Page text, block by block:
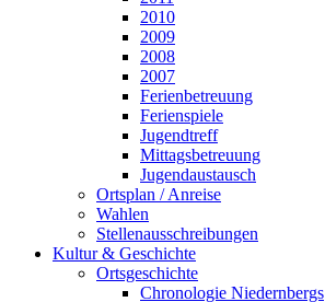
2010
2009
2008
2007
Ferienbetreuung
Ferienspiele
Jugendtreff
Mittagsbetreuung
Jugendaustausch
Ortsplan / Anreise
Wahlen
Stellenausschreibungen
Kultur & Geschichte
Ortsgeschichte
Chronologie Niedernbergs